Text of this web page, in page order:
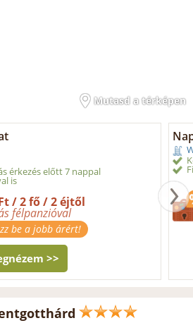
Mutasd a térképen
érkezés előtt 7 nappal
is
/ 2 fő / 2 éjtől
félpanzióval
be a jobb árért!
>>